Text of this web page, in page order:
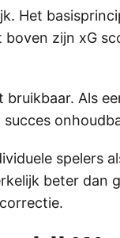
Het
boven zijn xG
Als
spelers
beter dan